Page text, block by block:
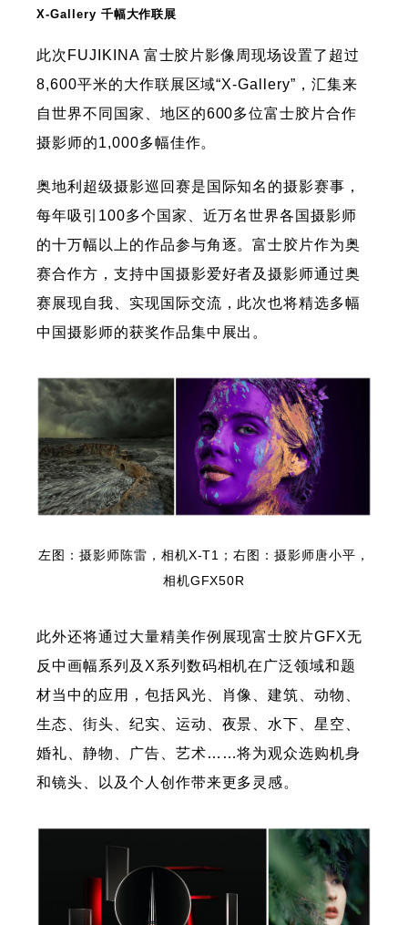
X-Gallery 千幅大作联展
此次FUJIKINA 富士胶片影像周现场设置了超过
8,600平米的大作联展区域“X-Gallery”，汇集来
自世界不同国家、地区的600多位富士胶片合作
摄影师的1,000多幅佳作。
奥地利超级摄影巡回赛是国际知名的摄影赛事，
每年吸引100多个国家、近万名世界各国摄影师
的十万幅以上的作品参与角逐。富士胶片作为奥
赛合作方，支持中国摄影爱好者及摄影师通过奥
赛展现自我、实现国际交流，此次也将精选多幅
中国摄影师的获奖作品集中展出。
左图：摄影师陈雷，相机X-T1；右图：摄影师唐小平，
相机GFX50R
此外还将通过大量精美作例展现富士胶片GFX无
反中画幅系列及X系列数码相机在广泛领域和题
材当中的应用，包括风光、肖像、建筑、动物、
生态、街头、纪实、运动、夜景、水下、星空、
婚礼、静物、广告、艺术……将为观众选购机身
和镜头、以及个人创作带来更多灵感。